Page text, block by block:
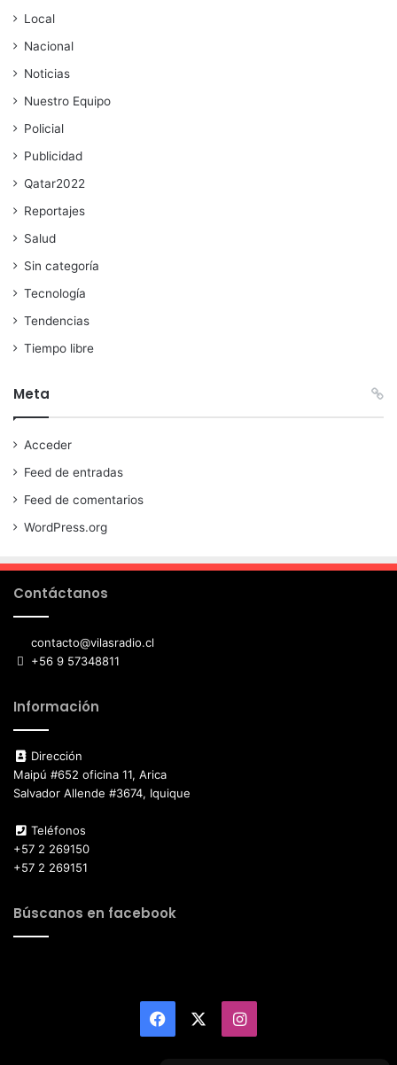
Local
Nacional
Noticias
Nuestro Equipo
Policial
Publicidad
Qatar2022
Reportajes
Salud
Sin categoría
Tecnología
Tendencias
Tiempo libre
Meta
Acceder
Feed de entradas
Feed de comentarios
WordPress.org
Contáctanos
contacto@vilasradio.cl
+56 9 57348811
Información
Dirección
Maipú #652 oficina 11, Arica
Salvador Allende #3674, Iquique
Teléfonos
+57 2 269150
+57 2 269151
Búscanos en facebook
Facebook Instagram